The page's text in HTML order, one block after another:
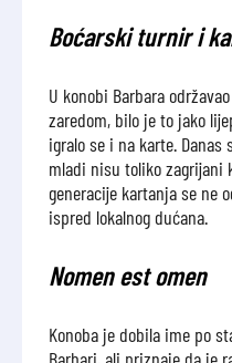
Boćarski turnir i
U konobi Barbara
zaredom, bilo je to jako
igralo se i na karte.
mladi nisu toliko zagrijani
generacije kartanja se ne
ispred lokalnog dućana.
Nomen est omen
Konoba je dobila ime po